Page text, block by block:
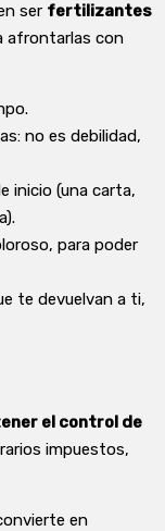
ser fertilizantes
afrontarlas con
no es debilidad,
inicio (una carta,
para poder
te devuelvan a ti,
el control de
impuestos,
en